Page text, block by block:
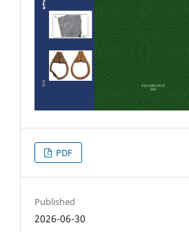
PDF
Published
2026-06-30